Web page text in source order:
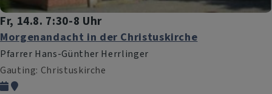
Fr, 14.8. 7:30-8 Uhr
Morgenandacht in der Christuskirche
Pfarrer Hans-Günther Herrlinger
Gauting Christuskirche